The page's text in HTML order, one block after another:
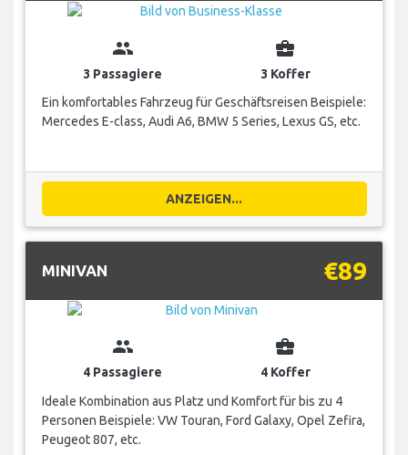
group
3 Passagiere
business_center
3 Koffer
Ein komfortables Fahrzeug für Geschäftsreisen Beispiele:
Mercedes E-class, Audi A6, BMW 5 Series, Lexus GS, etc.
ANZEIGEN...
MINIVAN €89
group
4 Passagiere
business_center
4 Koffer
Ideale Kombination aus Platz und Komfort für bis zu 4
Personen Beispiele: VW Touran, Ford Galaxy, Opel Zefira,
Peugeot 807, etc.